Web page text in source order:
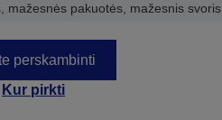
mažesnės pakuotės, mažesnis svoris
perskambinti
Kur pirkti